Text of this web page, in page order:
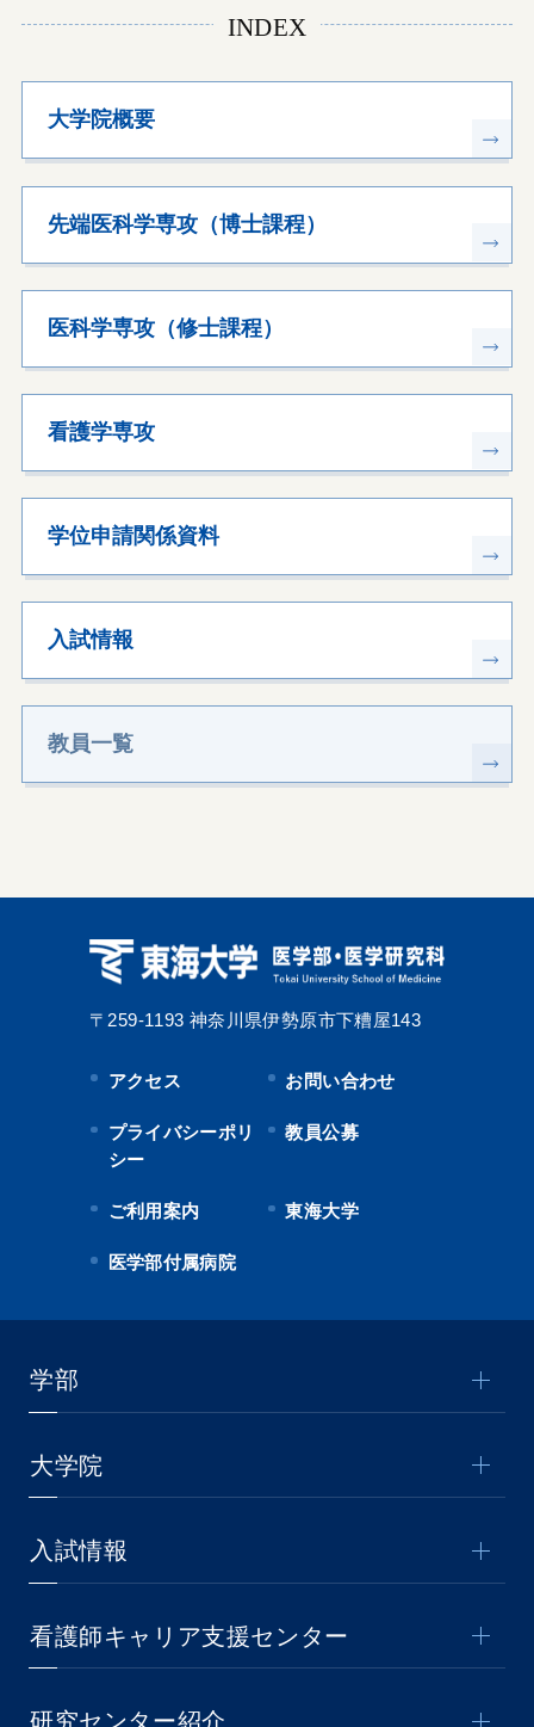
INDEX
大学院概要
先端医科学専攻（博士課程）
医科学専攻（修士課程）
看護学専攻
学位申請関係資料
入試情報
教員一覧
〒259-1193 神奈川県伊勢原市下糟屋143
アクセス お問い合わせ
プライバシーポリ
シー
教員公募
ご利用案内 東海大学
医学部付属病院
学部
大学院
入試情報
看護師キャリア支援センター
研究センター紹介